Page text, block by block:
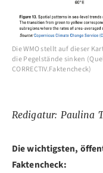
Die WMO stellt auf dieser
die Pegelstände sinken
CORRECTIV.Faktencheck)
Redigatur: Paulina
Die wichtigsten,
Faktencheck: